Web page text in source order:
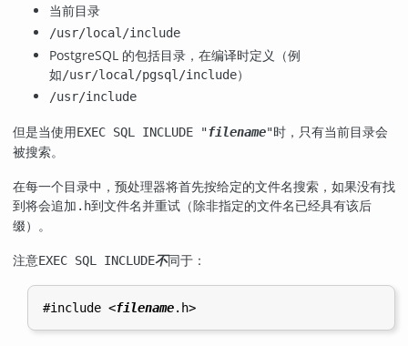
当前目录
/usr/local/include
PostgreSQL 的包括目录，在编译时定义（例
如/usr/local/pgsql/include）
/usr/include
但是当使用EXEC SQL INCLUDE "filename"时，只有当前目录会
被搜索。
在每一个目录中，预处理器将首先按给定的文件名搜索，如果没有找
到将会追加 .h到文件名并重试（除非指定的文件名已经具有该后
缀）。
注意EXEC SQL INCLUDE不同于：
#include <filename